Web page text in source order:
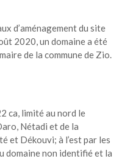
d’aménagement du site
2020, un domaine a été
de la commune de Zio.
ca, limité au nord le
Nétadi et de la
et Dékouvi; à l’est par les
domaine non identifié et la